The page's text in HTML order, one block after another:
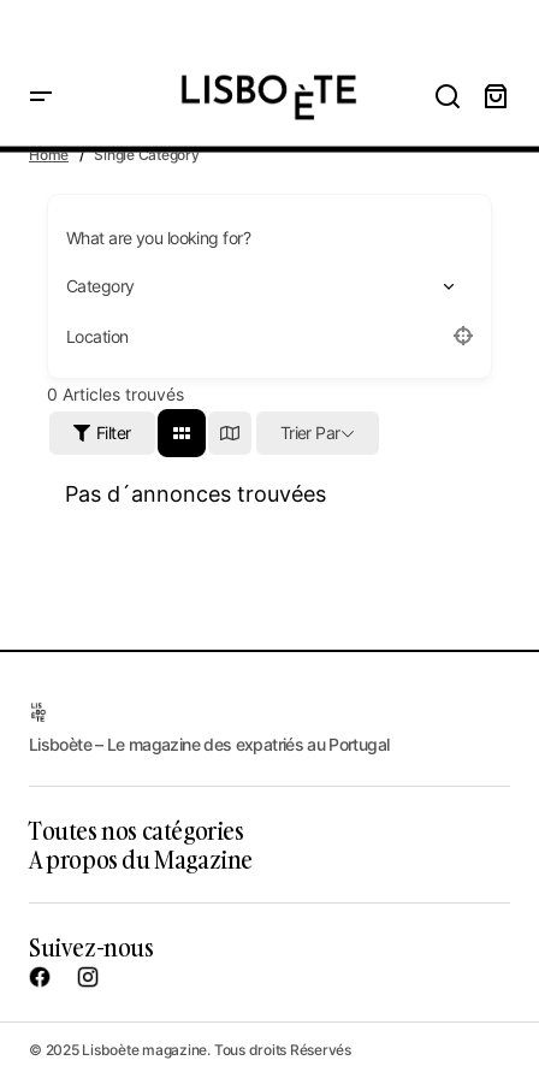
Home Single Category
What are you looking for?
Location
0 Articles trouvés
Filter
Trier Par
Pas d´annonces trouvées
Lisboète – Le magazine des expatriés au Portugal
Toutes nos catégories
A propos du Magazine
Suivez-nous
© 2025 Lisboète magazine. Tous droits Réservés